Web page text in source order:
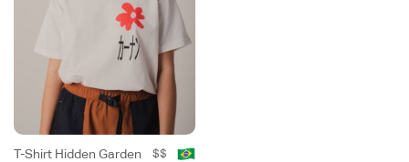
T-Shirt Hidden Garden $$